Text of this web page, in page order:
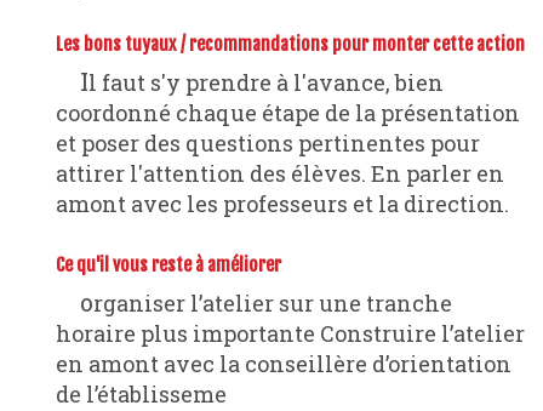
Les bons tuyaux / recommandations pour monter cette action
Il faut s'y prendre à l'avance, bien
coordonné chaque étape de la présentation
et poser des questions pertinentes pour
attirer l'attention des élèves. En parler en
amont avec les professeurs et la direction.
Ce qu'il vous reste à améliorer
organiser l’atelier sur une tranche
horaire plus importante Construire l’atelier
en amont avec la conseillère d’orientation
de l’établisseme